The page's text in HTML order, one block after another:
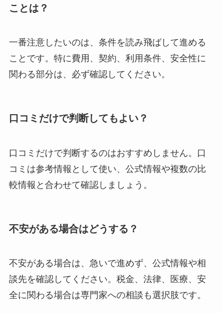
ことは？
一番注意したいのは、条件を読み飛ばして進める
ことです。特に費用、契約、利用条件、安全性に
関わる部分は、必ず確認してください。
口コミだけで判断してもよい？
口コミだけで判断するのはおすすめしません。口
コミは参考情報として使い、公式情報や複数の比
較情報と合わせて確認しましょう。
不安がある場合はどうする？
不安がある場合は、急いで進めず、公式情報や相
談先を確認してください。税金、法律、医療、安
全に関わる場合は専門家への相談も選択肢です。